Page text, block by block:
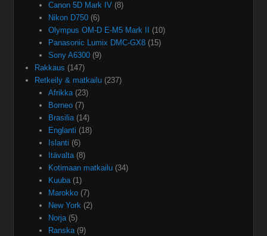
Canon 5D Mark IV(8)
Nikon D750(6)
Olympus OM-D E-M5 Mark II
(10)
Panasonic Lumix DMC-GX8(15)
Sony A6300(9)
Rakkaus (147)
Retkeily & matkailu (237)
Afrikka(23)
Borneo(7)
Brasilia(14)
Englanti (18)
Islanti (6)
Itävalta(8)
Kotimaan matkailu(34)
Kuuba(1)
Marokko(7)
New York(2)
Norja(5)
Ranska(9)